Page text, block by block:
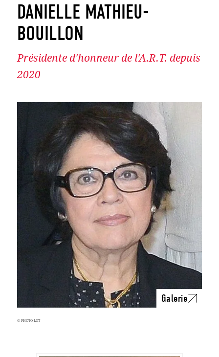
DANIELLE MATHIEU-
BOUILLON
Présidente d'honneur de l'A.R.T. depuis
2020
Galerie
© PHOTO LOT